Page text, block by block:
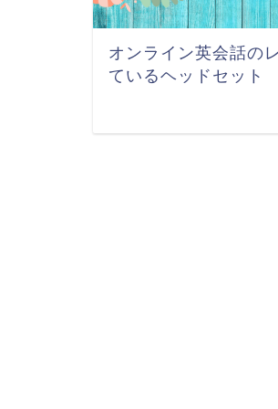
オンライン英会話の
ているヘッドセット